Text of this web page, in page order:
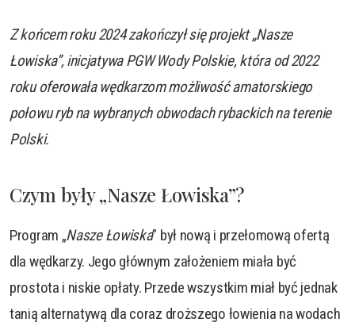
Z końcem roku 2024 zakończył się projekt „Nasze
Łowiska”, inicjatywa PGW Wody Polskie, która od 2022
roku oferowała wędkarzom możliwość amatorskiego
połowu ryb na wybranych obwodach rybackich na terenie
Polski.
Czym były „Nasze Łowiska”?
Program „Nasze Łowiska” był nową i przełomową ofertą
dla wędkarzy. Jego głównym założeniem miała być
prostota i niskie opłaty. Przede wszystkim miał być jednak
tanią alternatywą dla coraz droższego łowienia na wodach